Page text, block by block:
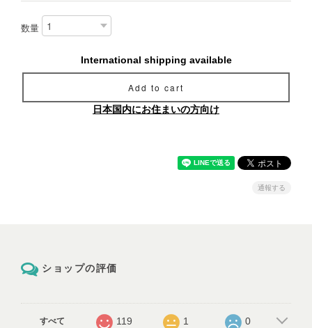
数量
International shipping available
Add to cart
日本国内にお住まいの方向け
通報する
ショップの評価
すべて 119 1 0